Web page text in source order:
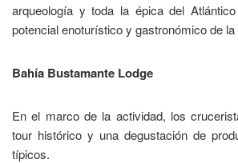
arqueología y toda la épica del
potencial enoturístico y gastronómico de
Bahía Bustamante Lodge
En el marco de la actividad, los
tour histórico y una degustación de
típicos.